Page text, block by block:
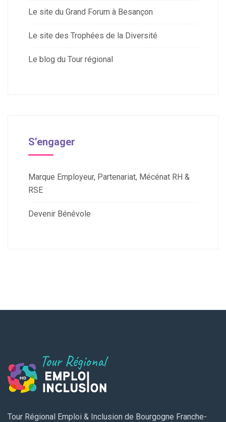
Le site du Grand Forum à Besançon
Le site des Trophées de la Diversité
Le blog du Tour régional
S’engager
Marque Employeur, Partenariat, Mécénat RH &
RSE
Devenir Bénévole
Tour Régional Emploi & Inclusion de Bourgogne Franche-